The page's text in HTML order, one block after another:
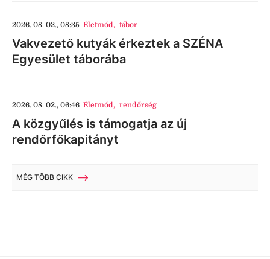
2026. 08. 02., 08:35 Életmód, tábor
Vakvezető kutyák érkeztek a SZÉNA
Egyesület táborába
2026. 08. 02., 06:46 Életmód, rendőrség
A közgyűlés is támogatja az új
rendőrfőkapitányt
MÉG TÖBB CIKK